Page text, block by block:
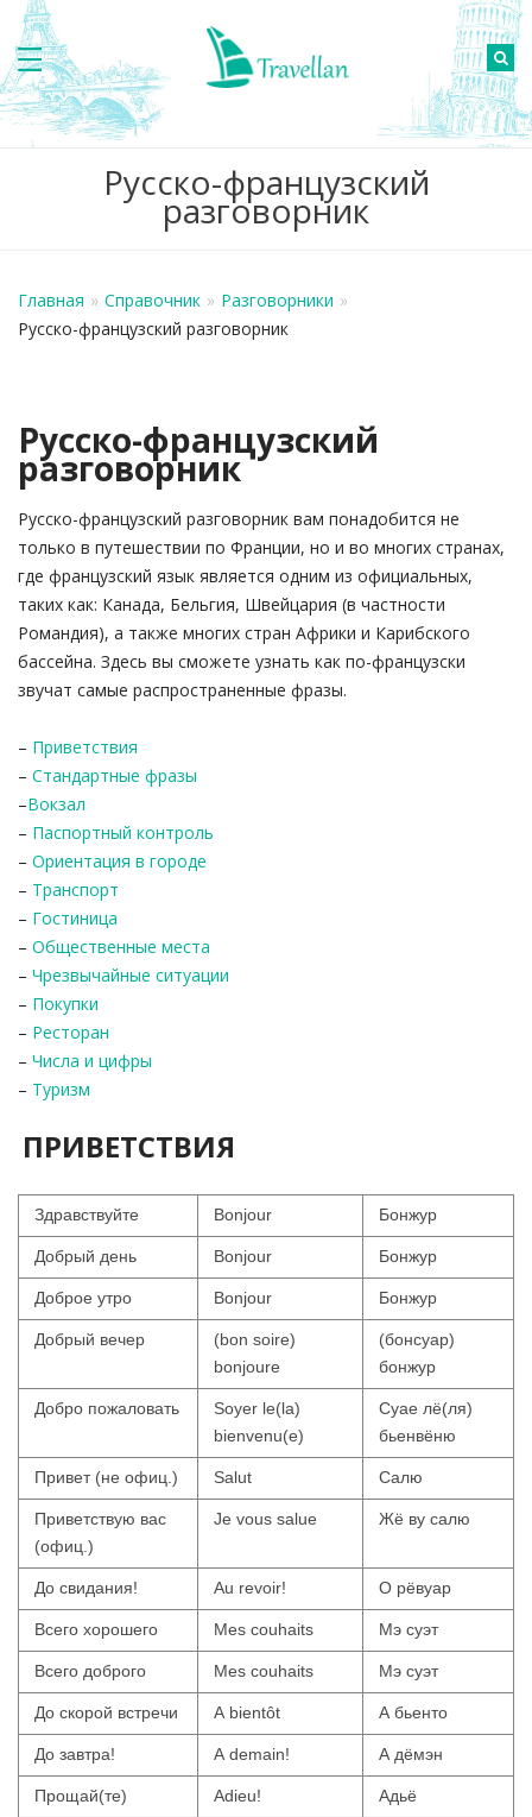
Русско-французский
разговорник
Главная » Справочник » Разговорники »
Русско-французский разговорник
Русско-французский
разговорник
Русско-французский разговорник вам понадобится не
только в путешествии по Франции, но и во многих странах,
где французский язык является одним из официальных,
таких как: Канада, Бельгия, Швейцария (в частности
Романдия), а также многих стран Африки и Карибского
бассейна. Здесь вы сможете узнать как по-французски
звучат самые распространенные фразы.
– Приветствия
– Стандартные фразы
–Вокзал
– Паспортный контроль
– Ориентация в городе
– Транспорт
– Гостиница
– Общественные места
– Чрезвычайные ситуации
– Покупки
– Ресторан
– Числа и цифры
– Туризм
ПРИВЕТСТВИЯ
Здравствуйте Bonjour Бонжур
Добрый день Bonjour Бонжур
Доброе утро Bonjour Бонжур
Добрый вечер
(bon soire)
bonjoure
(бонсуар)
бонжур
Добро пожаловать
Soyer le(la)
bienvenu(e)
Суае лё(ля)
бьенвёню
Привет (не офиц.) Salut Салю
Приветствую вас
(офиц.)
Je vous salue Жё ву салю
До свидания! Au revoir! О рёвуар
Всего хорошего Mes couhaits Мэ суэт
Всего доброго Mes couhaits Мэ суэт
До скорой встречи A bientôt А бьенто
До завтра! A demain! А дёмэн
Прощай(те) Adieu! Адьё